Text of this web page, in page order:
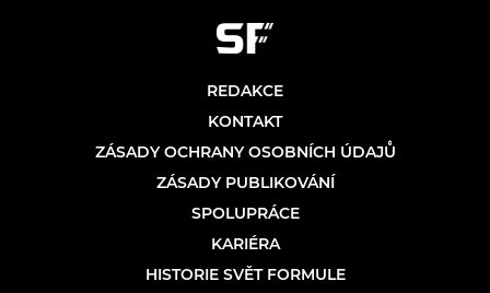
REDAKCE
KONTAKT
ZÁSADY OCHRANY OSOBNÍCH ÚDAJŮ
ZÁSADY PUBLIKOVÁNÍ
SPOLUPRÁCE
KARIÉRA
HISTORIE SVĚT FORMULE